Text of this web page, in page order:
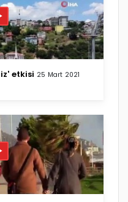
etkisi 25 Mart 2021